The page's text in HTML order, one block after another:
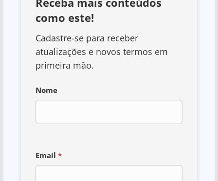
como este!
Cadastre-se para receber
atualizações e novos termos em
primeira mão.
Nome
Email *